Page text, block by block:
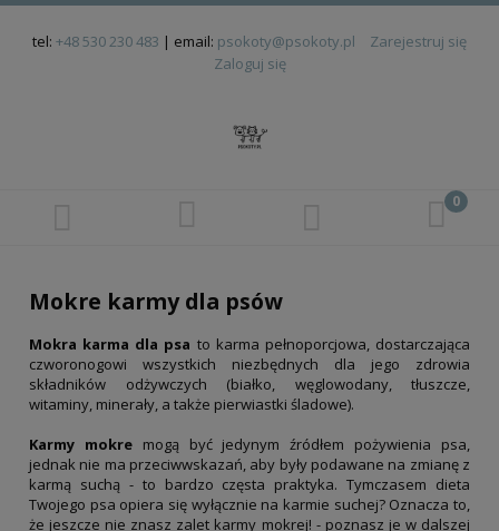
tel: +48 530 230 483 | email: psokoty@psokoty.pl
Zarejestruj się
Zaloguj się
Mokre karmy dla psów
Mokra karma dla psa to karma pełnoporcjowa, dostarczająca
czworonogowi wszystkich niezbędnych dla jego zdrowia
składników odżywczych (białko, węglowodany, tłuszcze,
witaminy, minerały, a także pierwiastki śladowe).
Karmy mokremogą być jedynym źródłem pożywienia psa,
jednak nie ma przeciwwskazań, aby były podawane na zmianę z
karmą suchą - to bardzo częsta praktyka. Tymczasem dieta
Twojego psa opiera się wyłącznie na karmie suchej? Oznacza to,
że jeszcze nie znasz zalet karmy mokrej! - poznasz je w dalszej